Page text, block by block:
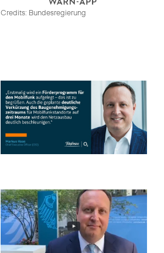
Credits: Bundesregierung